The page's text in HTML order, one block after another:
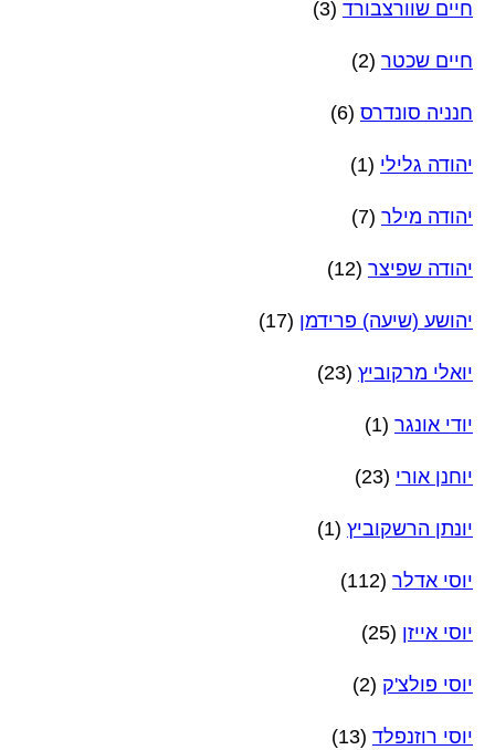
חיים שוורצבורד (3)
חיים שכטר (2)
חנניה סונדרס (6)
יהודה גלילי (1)
יהודה מילר (7)
יהודה שפיצר (12)
יהושע (שיעה) פרידמן (17)
יואלי מרקוביץ (23)
יודי אונגר (1)
יוחנן אורי (23)
יונתן הרשקוביץ (1)
יוסי אדלר (112)
יוסי אייזן (25)
יוסי פולצ'ק (2)
יוסי רוזנפלד (13)